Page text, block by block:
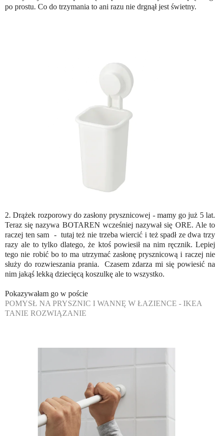
po prostu. Co do trzymania to ani razu nie drgnął jest świetny.
2. Drążek rozporowy do zasłony prysznicowej - mamy go już 5 lat.
Teraz się nazywa BOTAREN wcześniej nazywał się ORE. Ale to
raczej ten sam - tutaj też nie trzeba wiercić i też spadł ze dwa trzy
razy ale to tylko dlatego, że ktoś powiesił na nim ręcznik. Lepiej
tego nie robić bo to ma utrzymać zasłonę prysznicową i raczej nie
służy do rozwieszania prania. Czasem zdarza mi się powiesić na
nim jakąś lekką dziecięcą koszulkę ale to wszystko.
Pokazywałam go w poście
POMYSŁ NA PRYSZNIC I WANNĘ W ŁAZIENCE - IKEA
TANIE ROZWIĄZANIE